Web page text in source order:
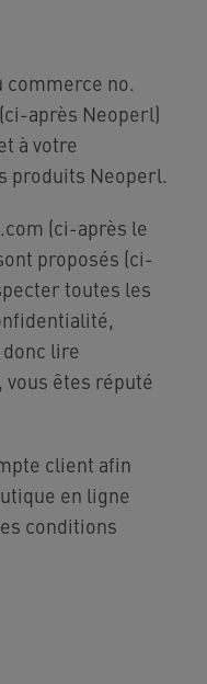
commerce no.
après Neoperl)
à votre
produits Neoperl.
(ci-après le
proposés (ci-
toutes les
lire
êtes réputé
client afin
en ligne
conditions